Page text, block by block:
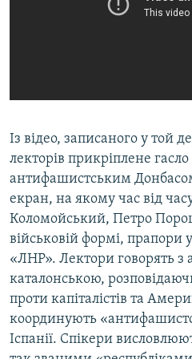
Із відео, записаного у той
лекторів прикріплене гасло
антифашистським
екран, на якому час від
Коломойський, Петро
військовій формі, прапори
«ЛНР». Лектори говорять з
каталонською,
проти капіталістів та
координують
Іспанії. Спікери